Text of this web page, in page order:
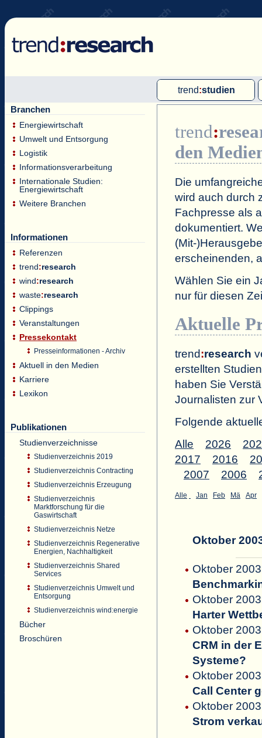
trend:studien
Single-Client-Studien
Internationale Markt Reports
Branchen
Energiewirtschaft
Umwelt und Entsorgung
Logistik
Informationsverarbeitung
Internationale Studien:
Energiewirtschaft
Weitere Branchen
Informationen
Referenzen
trend:research
wind:research
waste:research
Clippings
Veranstaltungen
Pressekontakt
Presseinformationen - Archiv
Aktuell in den Medien
Karriere
Lexikon
Publikationen
Studienverzeichnisse
Studienverzeichnis 2019
Studienverzeichnis Contracting
Studienverzeichnis Erzeugung
Studienverzeichnis
Marktforschung für die
Gaswirtschaft
Studienverzeichnis Netze
Studienverzeichnis Regenerative
Energien, Nachhaltigkeit
Studienverzeichnis Shared
Services
Studienverzeichnis Umwelt und
Entsorgung
Studienverzeichnis wind:energie
Bücher
Broschüren
trend:
den
Die
wird auch durch
Fachpresse als
dokumentiert.
(Mit-
erscheinenden,
Wählen Sie ein
nur für diesen
Aktuelle
trend:research
erstellten
haben Sie
Journalisten zur
Folgende
Alle
2026
2017
2016
2007
2006
Alle Jan Feb Mä Apr
Oktober
Oktober
Oktober
Harter
Oktober
CRM in der
Systeme?
Oktober
Call Center
Oktober
Strom